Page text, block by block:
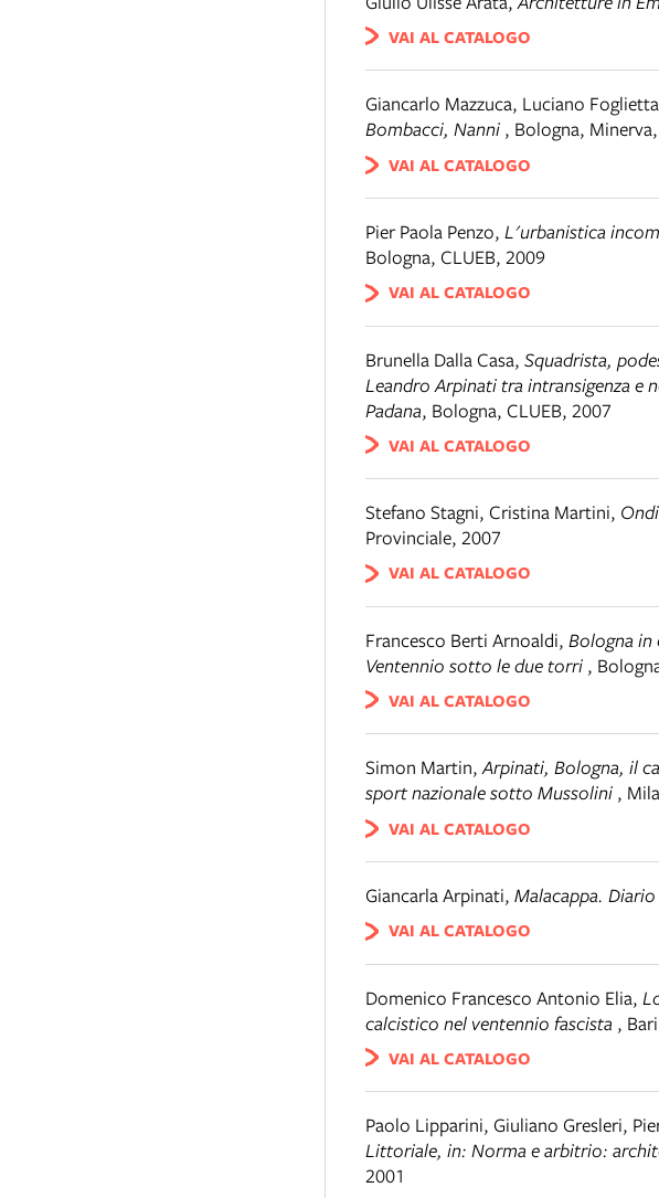
VAI AL CATALOGO
Giancarlo Mazzuca, Luciano Foglietta
Bombacci, Nanni , Bologna,
VAI AL CATALOGO
Pier Paola Penzo, L'urbanistica
Bologna, CLUEB, 2009
VAI AL CATALOGO
Brunella Dalla Casa, Squadrista,
Leandro Arpinati tra intransigenza e
Padana, Bologna, CLUEB, 2007
VAI AL CATALOGO
Stefano Stagni, Cristina Martini,
Provinciale, 2007
VAI AL CATALOGO
Francesco Berti Arnoaldi, Bologna in
Ventennio sotto le due torri ,
VAI AL CATALOGO
Simon Martin,Arpinati, Bologna, il
sport nazionale sotto Mussolini ,
VAI AL CATALOGO
Giancarla Arpinati, Malacappa.
VAI AL CATALOGO
Domenico Francesco Antonio Elia,
calcistico nel ventennio fascista , Bari
VAI AL CATALOGO
Paolo Lipparini, Giuliano Gresleri,
Littoriale, in: Norma e arbitrio:
2001